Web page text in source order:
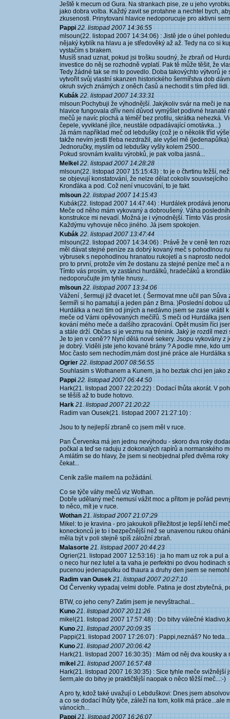
Ještě k mecum od Gura. Na strankach pise, ze u jeho
jako dobra volba. Každý zavit se protahne a nechtel bych,
zkusenosti. Prinytovani hlavice nedoporucuje pro aktivni
Pappi 22. listopad 2007 14:36:55
mlsoun(22. listopad 2007 14:34:06) : Jistě jde o úhel
nějaký kyblík na hlavu a je středověký až až. Tedy na co si
vystačím s brakem.
Musíš snad uznat, pokud jsi trošku soudný, že zbraň od
investice do něj se rozhodně vyplatí. Pak tě může těšit, že
Tedy žádné tak se mi to povedlo. Doba takovýchto výtvorů
vytvořit svůj vlastní skanzen historického šermířstva dob
okruh svých známých z oněch časů a nechodit s tím před lidi.
Kubák 22. listopad 2007 14:33:31
mlsoun:Pochybuji že výhodnější. Jakýkoliv svár na meči je
hlavice fungovala dřív není důvod vymýšlet podivné
mečů je navíc plochá a téměř bez profilu, skrátka nehezká.
čepele, vyviklané jílce, neustále odpadávající omotávka...)
Já mám například meč od lebdušky (což je o několik tříd
takže nevím jestli třeba nezdražil, ale vyšel mě
Jednoručky, myslím od lebdušky vyšly kolem 2500...
Pokud srovnám kvalitu výrobků, je pak volba jasná...
Melkel 22. listopad 2007 14:28:28
mlsoun(22. listopad 2007 15:15:43) : to je o čtvrtinu težší,
se objevují konstatování, že nelze dělat cokoliv
Kronďáka a pod. Což není vnucování, to je fakt.
mlsoun 22. listopad 2007 14:15:43
Kubák(22. listopad 2007 14:47:44) : Hurdálek prodává
Meče od něho mám vykovaný a dobroušený. Váha
konstrukce mi nevadí. Možná je i výnodnější. Tímto Vás
Každýmu vyhovuje něco jiného. Já jsem spokojen.
Kubák 22. listopad 2007 13:47:44
mlsoun(22. listopad 2007 14:34:06) : Právě že v ceně ten
měl dávat stejné peníze za dobrý kovaný meč s pohodlnou
výbrusek s nepohodlnou hranatou rukojetí a s naprosto
pro to první, protože vím že dostanu za stejné peníze meč a
Tímto vás prosím, vy zastánci hurdálků, hradečáků a
nedoporučujte jim tyhle hnusy...
mlsoun 22. listopad 2007 13:34:06
Vážení , šermuji již dvacet let. ( Šermovat mne učil pan
šermíři si ho pamatují a jeden pán z Brna. )Poslední dobou
Hurdálka a nezi tím od jiných a nedávno jsem se zase vrátil
meče od Vámi opěvovaných mečířů. S meči od Hurdálka
kování mého meče a dalšího zpracování. Opět musím říci
a stále drží. Občas si je vezmu na trénink. Jaký je rozdíl
Je to jen v ceně?? Nyní dělá nové sekery. Jsopu vykovány
je dobrý. Viděli jste jeho kované brány ? A podle mne, kdo
Moc často sem nechodím,mám dost jiné práce ale Hurdálka
Ogrier 22. listopad 2007 08:56:55
Souhlasim s Wothanem a Kunem, ja ho beztak chci jen jako
Pappi 22. listopad 2007 06:44:50
Hark(21. listopad 2007 22:20:22) : Dodací lhůta akorát. V
se těšíš až to bude hotovo.
Hark 21. listopad 2007 21:20:22
Radim van Ousek(21. listopad 2007 21:27:10) :
Jsou to ty nejlepší zbraně co jsem měl v ruce.
Pan Červenka má jen jednu nevýhodu - skoro dva roky
počkal a teď se raduju z dokonalých rapírů a normanského
A mlátím se do hlavy, že jsem si neobjednal před dvěma
čekat...
Ceník zašle mailem na požádání.
Co se týče váhy mečů viz Wothan.
Dobře udělaný meč nemusí vážit moc a přitom je pořád
to něco, mít je v ruce.
Wothan 21. listopad 2007 21:07:29
Mikel: to je kravina - pro jakoukoli příležitost je lepší lehčí
koneckonců je to i bezpečnější než se unavenou rukou
měla být v poli stejně spíš záložní zbraň.
Malasorte 21. listopad 2007 20:44:23
Ogrier(21. listopad 2007 12:53:16) : ja ho mam uz rok a pul
o neco hur nez lutel a ta vaha je perfektni po dvou hodinach
pucenou jedenapulku od thaura a druhy den jsem se
Radim van Ousek 21. listopad 2007 20:27:10
Od Červenky vypadaj velmi dobře. Patina je dost zbytečná,
BTW, co jeho ceny? Zatím jsem je nevyštrachal...
Kuno 21. listopad 2007 20:11:26
mikel(21. listopad 2007 17:57:48) : Do bitvy válečné
Kuno 21. listopad 2007 20:09:35
Pappi(21. listopad 2007 17:26:07) : Pappi,neznáš? No
Kuno 21. listopad 2007 20:06:42
Hark(21. listopad 2007 16:30:35) : Mám od něj dva kousky a
mikel 21. listopad 2007 16:57:48
Hark(21. listopad 2007 16:30:35) : Sice tyhle meče
šerm,ale do bitvy je praktičtější naopak o něco těžší meč...:-)
A pro ty, kdož také uvažují o Lebduškovi: Dnes jsem
a co se dodací lhůty týče, záleží na tom, kolik má práce...ale
vánocích...
Pappi 21. listopad 2007 16:26:07